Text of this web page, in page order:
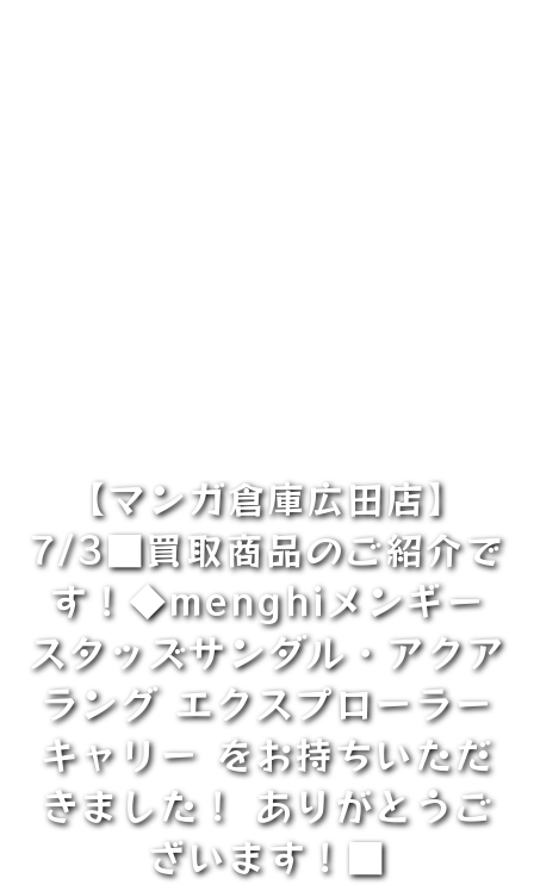
【マンガ倉庫広田店】
7/3■買取商品のご紹介で
す！◆menghiメンギー
スタッズサンダル・アクア
ラング エクスプローラー
キャリー をお持ちいただ
きました！ ありがとうご
ざいます！■